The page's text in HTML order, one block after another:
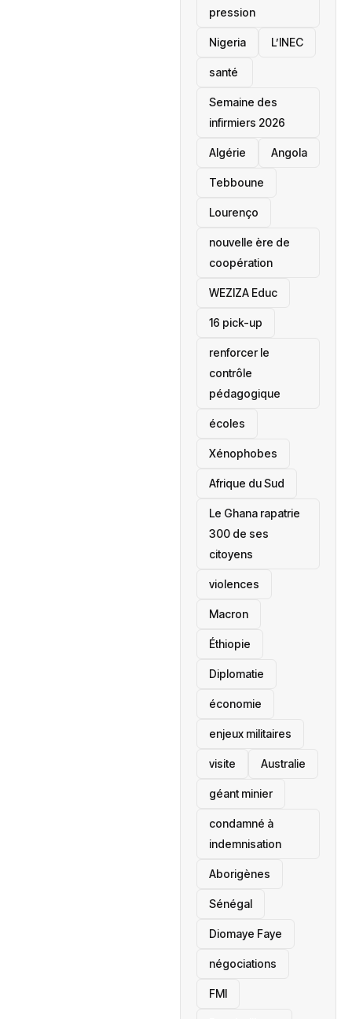
pression
‎Nigeria L’INEC
santé ‎
Semaine des
infirmiers 2026
‎Algérie Angola
Tebboune
Lourenço
nouvelle ère de
coopération
‎WEZIZA Educ
16 pick-up
renforcer le
contrôle
pédagogique
écoles
‎Xénophobes
Afrique du Sud
Le Ghana rapatrie
300 de ses
citoyens
violences
Macron
Éthiopie
Diplomatie
économie
enjeux militaires
visite ‎Australie
géant minier
condamné à
indemnisation
Aborigènes
Sénégal
Diomaye Faye
négociations
FMI